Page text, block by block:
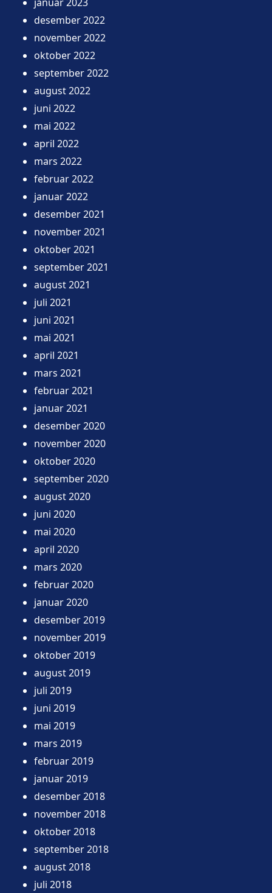
desember 2022
november 2022
oktober 2022
september 2022
august 2022
juni 2022
mai 2022
april 2022
mars 2022
februar 2022
januar 2022
desember 2021
november 2021
oktober 2021
september 2021
august 2021
juli 2021
juni 2021
mai 2021
april 2021
mars 2021
februar 2021
januar 2021
desember 2020
november 2020
oktober 2020
september 2020
august 2020
juni 2020
mai 2020
april 2020
mars 2020
februar 2020
januar 2020
desember 2019
november 2019
oktober 2019
august 2019
juli 2019
juni 2019
mai 2019
mars 2019
februar 2019
januar 2019
desember 2018
november 2018
oktober 2018
september 2018
august 2018
juli 2018